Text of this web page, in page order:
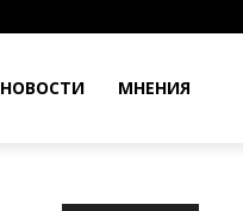
НОВОСТИ МНЕНИЯ